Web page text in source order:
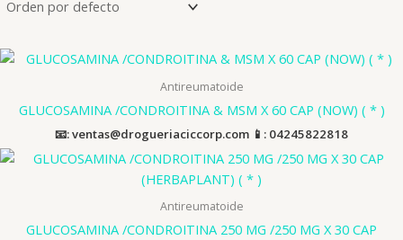
Antireumatoide
GLUCOSAMINA /CONDROITINA & MSM X 60 CAP (NOW) ( * )
📧: ventas@drogueriaciccorp.com 📱: 04245822818
Antireumatoide
GLUCOSAMINA /CONDROITINA 250 MG /250 MG X 30 CAP